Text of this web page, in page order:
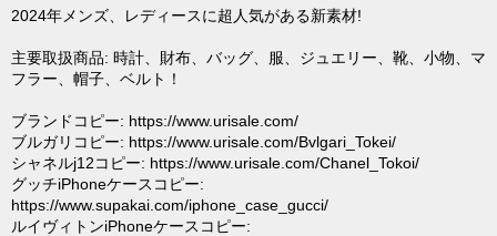
2024年メンズ、レディースに超人気がある新素材!
主要取扱商品: 時計、財布、バッグ、服、ジュエリー、靴、小物、マ
フラー、帽子、ベルト！
ブランドコピー: https://www.urisale.com/
ブルガリコピー: https://www.urisale.com/Bvlgari_Tokei/
シャネルj12コピー: https://www.urisale.com/Chanel_Tokoi/
グッチiPhoneケースコピー:
https://www.supakai.com/iphone_case_gucci/
ルイヴィトンiPhoneケースコピー: